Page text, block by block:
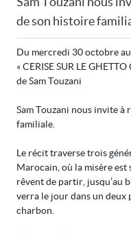
de son histoire
Du mercredi 30 octobre
« CERISE SUR LE
de Sam Touzani
Sam Touzani nous invite
familiale.
Le récit traverse trois
Marocain, où la misère est
rêvent de partir, jusqu’au
verra le jour dans un deux
charbon.